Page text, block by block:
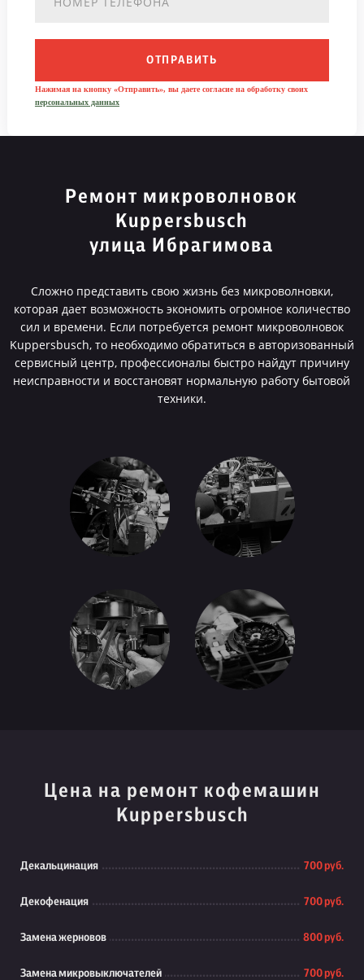
ОТПРАВИТЬ
Нажимая на кнопку «Отправить», вы даете согласие на обработку своих
персональных данных
Ремонт микроволновок
Kuppersbusch
улица Ибрагимова
Сложно представить свою жизнь без микроволновки,
которая дает возможность экономить огромное количество
сил и времени. Если потребуется ремонт микроволновок
Kuppersbusch, то необходимо обратиться в авторизованный
сервисный центр, профессионалы быстро найдут причину
неисправности и восстановят нормальную работу бытовой
техники.
Цена на ремонт кофемашин
Kuppersbusch
Декальцинация 700 руб.
Декофенация 700 руб.
Замена жерновов 800 руб.
Замена микровыключателей 700 руб.